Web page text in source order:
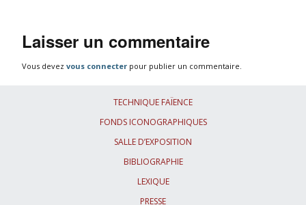
Laisser un commentaire
Vous devez vous connecter pour publier un commentaire.
TECHNIQUE FAÏENCE
FONDS ICONOGRAPHIQUES
SALLE D’EXPOSITION
BIBLIOGRAPHIE
LEXIQUE
PRESSE